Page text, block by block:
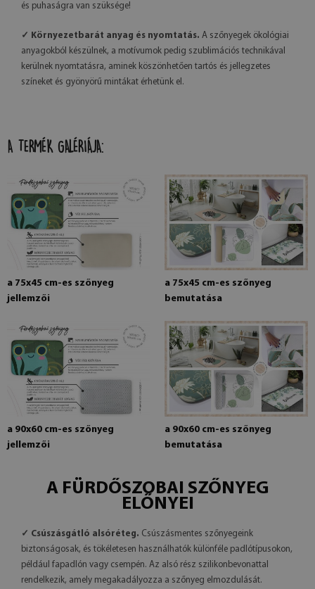
és puhaságra van szüksége!
✓ Környezetbarát anyag és nyomtatás. A szőnyegek ökológiai
anyagokból készülnek, a motívumok pedig szublimációs technikával
kerülnek nyomtatásra, aminek köszönhetően tartós és jellegzetes
színeket és gyönyörű mintákat érhetünk el.
A TERMÉK GALÉRIÁJA:
a 75x45 cm-es szőnyeg
jellemzői
a 75x45 cm-es szőnyeg
bemutatása
a 90x60 cm-es szőnyeg
jellemzői
a 90x60 cm-es szőnyeg
bemutatása
A FÜRDŐSZOBAI SZŐNYEG
ELŐNYEI
✓ Csúszásgátló alsóréteg. Csúszásmentes szőnyegeink
biztonságosak, és tökéletesen használhatók különféle padlótípusokon,
például fapadlón vagy csempén. Az alsó rész szilikonbevonattal
rendelkezik, amely megakadályozza a szőnyeg elmozdulását.